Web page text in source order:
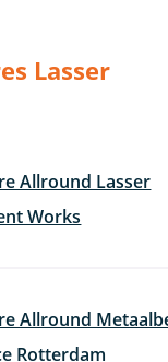
Lasser
Allround Lasser
Works
Allround
Rotterdam